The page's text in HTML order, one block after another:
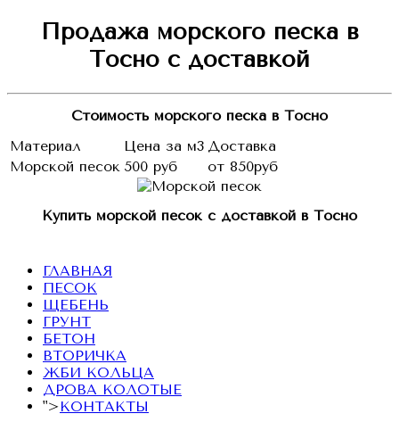
Продажа морского песка в
Тосно с доставкой
Стоимость морского песка в Тосно
Материал
Цена за м3 Доставка
Морской песок 500 руб от 850руб
Купить морской песок с доставкой в Тосно
ГЛАВНАЯ
ПЕСОК
ЩЕБЕНЬ
ГРУНТ
БЕТОН
ВТОРИЧКА
ЖБИ КОЛЬЦА
ДРОВА КОЛОТЫЕ
">КОНТАКТЫ